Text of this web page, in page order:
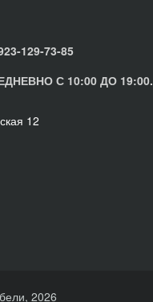
129-73-85
С 10:00 ДО 19:00.
12
2026